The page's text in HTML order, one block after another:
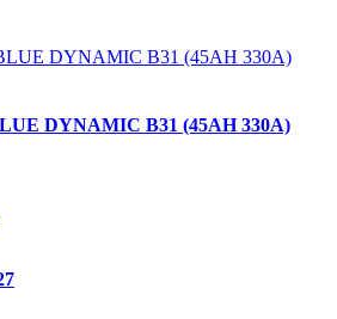
DYNAMIC B31 (45AH 330A)